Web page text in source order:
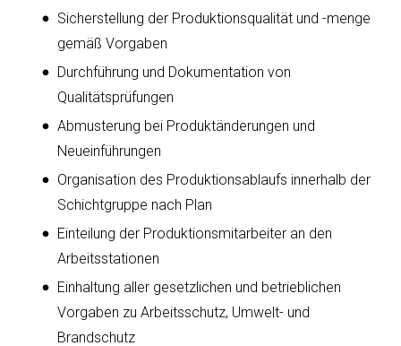
Sicherstellung der Produktionsqualität und -menge
gemäß Vorgaben
Durchführung und Dokumentation von
Qualitätsprüfungen
Abmusterung bei Produktänderungen und
Neueinführungen
Organisation des Produktionsablaufs innerhalb der
Schichtgruppe nach Plan
Einteilung der Produktionsmitarbeiter an den
Arbeitsstationen
Einhaltung aller gesetzlichen und betrieblichen
Vorgaben zu Arbeitsschutz, Umwelt- und
Brandschutz